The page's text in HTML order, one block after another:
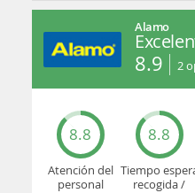
oficina
Alamo
8.9 2
8.8
Atención del
personal
8.8
Tiempo
recogida /